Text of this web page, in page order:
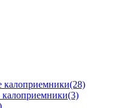
(28)
(3)